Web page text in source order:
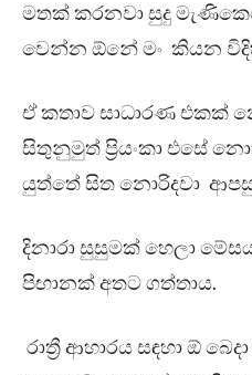
මතක් කරනවා සුදු
වෙන්න ඕනේ මං කියන
ඒ කතාව සාධාරණ එකක්
සිතුනුමුත් ප්‍රියංකා එසේ
යුත්තේ සිත නොරිදවා
දිනාරා සුසුමක් හෙලා
පිඟානක් අතට ගත්තාය.
රාත්‍රී ආහාරය සඳහා ඕ